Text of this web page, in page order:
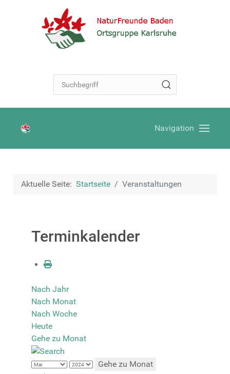
Navigation
Aktuelle Seite: Startseite Veranstaltungen
Terminkalender
Nach Jahr
Nach Monat
Nach Woche
Heute
Gehe zu Monat
Gehe zu Monat